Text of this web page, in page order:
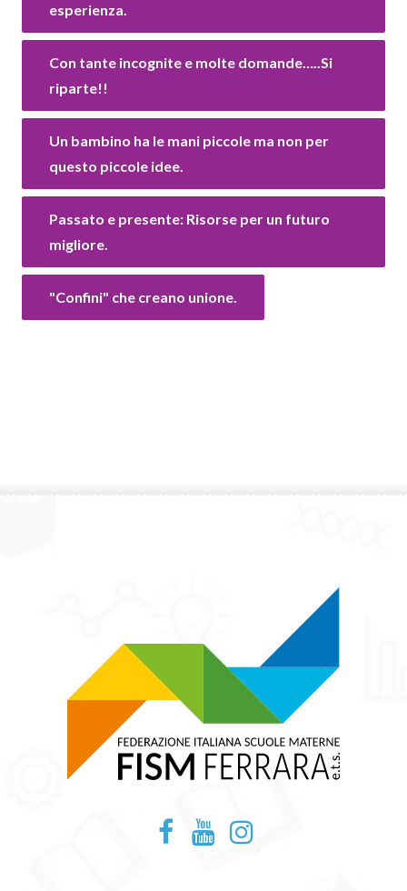
esperienza.
Con tante incognite e molte domande…..Si
riparte!!
Un bambino ha le mani piccole ma non per
questo piccole idee.
Passato e presente: Risorse per un futuro
migliore.
"Confini" che creano unione.